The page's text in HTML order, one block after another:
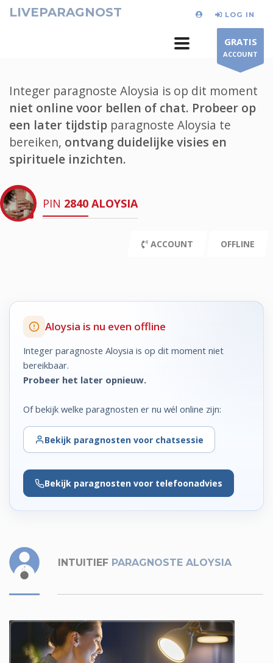
LIVEPARAGNOST LOG IN
GRATIS
ACCOUNT
Integer paragnoste Aloysia is op dit moment
niet online voor bellen of chat. Probeer op
een later tijdstip paragnoste Aloysia te
bereiken, ontvang duidelijke visies en
spirituele inzichten.
PIN 2840 ALOYSIA
ACCOUNT OFFLINE
Aloysia is nu even offline
Integer paragnoste Aloysia is op dit moment niet
bereikbaar.
Probeer het later opnieuw.
Of bekijk welke paragnosten er nu wél online zijn:
Bekijk paragnosten voor chatsessie
Bekijk paragnosten voor telefoonadvies
INTUITIEF PARAGNOSTE ALOYSIA